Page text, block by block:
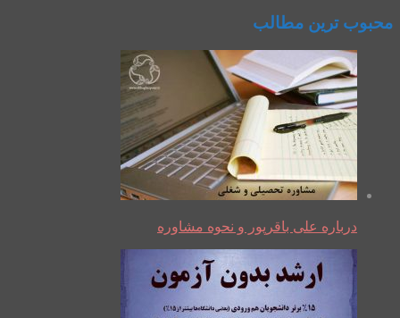
محبوب ترین مطالب
درباره علی باقرپور و نحوه مشاوره